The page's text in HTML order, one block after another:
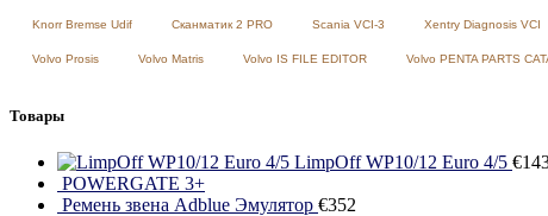
Knorr Bremse Udif Сканматик 2 PRO Scania VCI-3 Xentry Diagnosis VCI
Volvo Prosis Volvo Matris Volvo IS FILE EDITOR Volvo PENTA PARTS
Товары
LimpOff WP10/12 Euro 4/5 €
POWERGATE 3+
Ремень звена Adblue Эмулятор €352